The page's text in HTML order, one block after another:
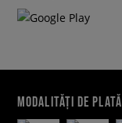
MODALITĂȚI DE PLATĂ